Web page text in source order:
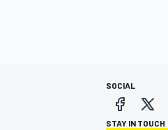
SOCIAL
STAY IN TOUCH